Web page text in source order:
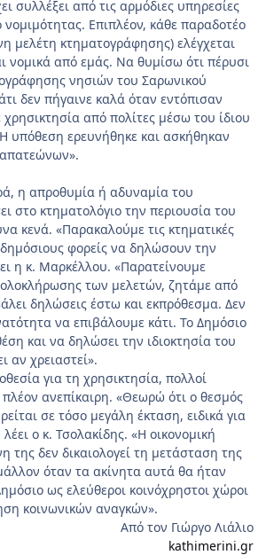
συλλέξει από τις αρμόδιες υπηρεσίες
νομιμότητας. Επιπλέον, κάθε παραδοτέο
μελέτη κτηματογράφησης) ελέγχεται
νομικά από εμάς. Να θυμίσω ότι πέρυσι
νησιών του Σαρωνικού
δεν πήγαινε καλά όταν εντόπισαν
από πολίτες μέσω του ίδιου
υπόθεση ερευνήθηκε και ασκήθηκαν
η απροθυμία ή αδυναμία του
στο κτηματολόγιο την περιουσία του
κενά. «Παρακαλούμε τις κτηματικές
φορείς να δηλώσουν την
η κ. Μαρκέλλου. «Παρατείνουμε
των μελετών, ζητάμε από
δηλώσεις έστω και εκπρόθεσμα. Δεν
να επιβάλουμε κάτι. Το Δημόσιο
και να δηλώσει την ιδιοκτησία του
αν χρειαστεί».
για τη χρησικτησία, πολλοί
ανεπίκαιρη. «Θεωρώ ότι ο θεσμός
σε τόσο μεγάλη έκταση, ειδικά για
ο κ. Τσολακίδης. «Η οικονομική
της δεν δικαιολογεί τη μετάσταση της
όταν τα ακίνητα αυτά θα ήταν
ως ελεύθεροι κοινόχρηστοι χώροι
κοινωνικών αναγκών».
Από τον Γιώργο Λιάλιο
kathimerini.gr